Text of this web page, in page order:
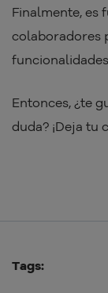
Finalmente, es
colaboradores
Entonces, ¿te
duda? ¡Deja tu
Tags: